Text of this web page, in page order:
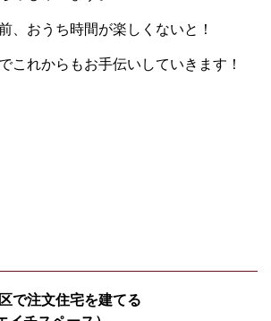
、おうち時間が楽しくないと！
これからもお手伝いしていきます！
で注文住宅を建てる